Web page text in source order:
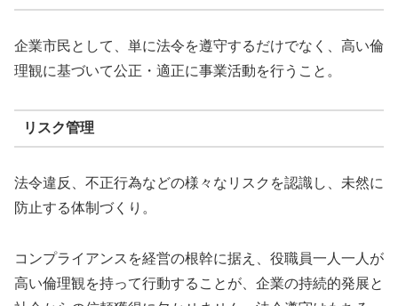
企業市民として、単に法令を遵守するだけでなく、高い倫
理観に基づいて公正・適正に事業活動を行うこと。
リスク管理
法令違反、不正行為などの様々なリスクを認識し、未然に
防止する体制づくり。
コンプライアンスを経営の根幹に据え、役職員一人一人が
高い倫理観を持って行動することが、企業の持続的発展と